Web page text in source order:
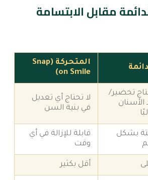
مقابل الابتسامة
المتحركة (Snap
on Smile)
تحضير/
الأسنان
لا تحتاج أي تعديل
في بنية السن
بشكل
قابلة للإزالة في أي
وقت
أقل بكثير